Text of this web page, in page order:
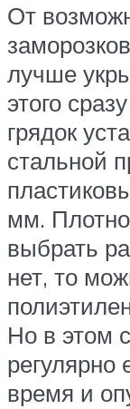
От
лучше
этого
грядок
стальной
мм.
выбрать
нет, то
Но в этом
регулярно
время и